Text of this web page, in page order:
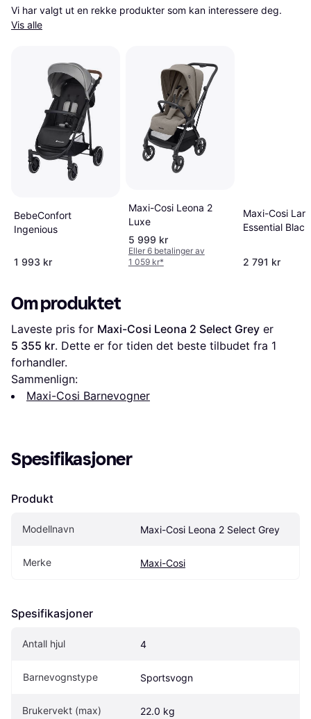
Vis alle
BebeConfort
Ingenious
1 993 kr
Maxi-Cosi Leona 2
Luxe
5 999 kr
Eller 6 betalinger av
1 059 kr*
Maxi-Cosi
Essential Black
2 791 kr
Om produktet
Laveste pris for Maxi-Cosi Leona 2 Select Grey
5 355 kr. Dette er for tiden det beste tilbudet fra 1
forhandler.
Sammenlign:
Maxi-Cosi Barnevogner
Spesifikasjoner
Produkt
Modellnavn Maxi-Cosi Leona 2 Select Grey
Merke Maxi-Cosi
Spesifikasjoner
Antall hjul 4
Barnevognstype Sportsvogn
Brukervekt (max) 22.0 kg